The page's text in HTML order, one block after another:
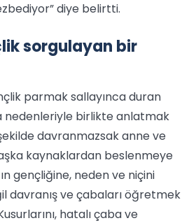
diye belirtti.
sorgulayan bir
parmak sallayınca duran
nedenleriyle birlikte anlatmak
davranmazsak anne ve
kaynaklardan beslenmeye
gençliğine, neden ve niçini
davranış ve çabaları öğretmek
hatalı çaba ve